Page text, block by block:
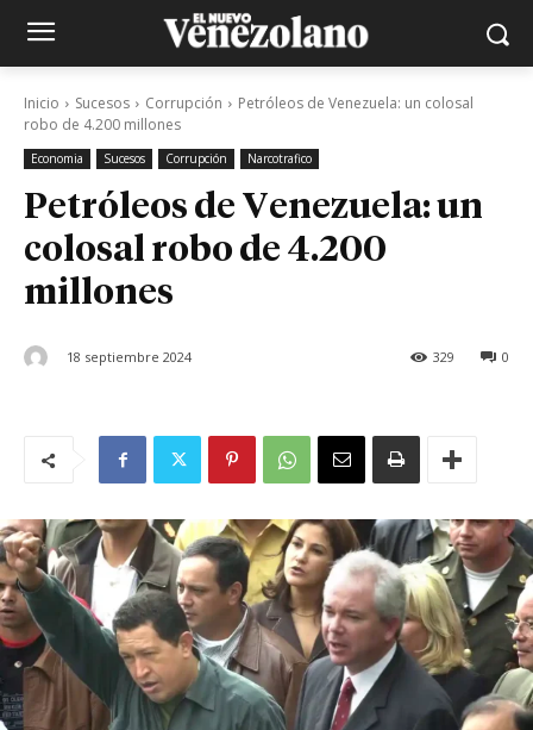
Inicio Sucesos Corrupción
Petróleos de Venezuela: un colosal
robo de 4.200 millones
Economia Sucesos Corrupción Narcotrafico
Petróleos de Venezuela: un
colosal robo de 4.200
millones
18 septiembre 2024 0
329